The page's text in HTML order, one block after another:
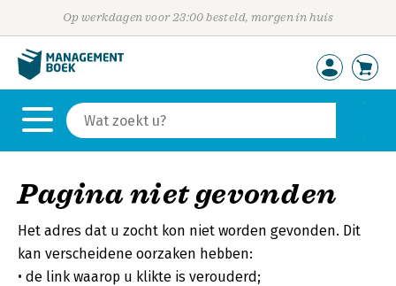
Op werkdagen voor 23:00 besteld, morgen in huis
Pagina niet gevonden
Het adres dat u zocht kon niet worden gevonden. Dit
kan verscheidene oorzaken hebben:
de link waarop u klikte is verouderd;